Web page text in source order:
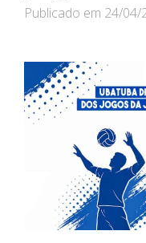
Publicado em 24/04/